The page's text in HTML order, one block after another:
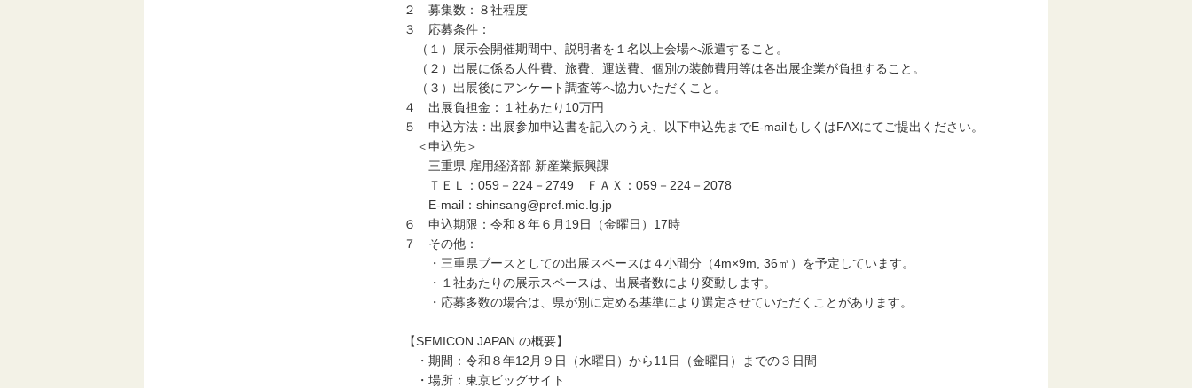
２ 募集数：８社程度
３ 応募条件：
（１）展示会開催期間中、説明者を１名以上会場へ派遣すること。
（２）出展に係る人件費、旅費、運送費、個別の装飾費用等は各出展企業が負担すること。
（３）出展後にアンケート調査等へ協力いただくこと。
４ 出展負担金：１社あたり10万円
５ 申込方法：出展参加申込書を記入のうえ、以下申込先までE-mailもしくはFAXにてご提出ください。
＜申込先＞
三重県 雇用経済部 新産業振興課
ＴＥＬ：059－224－2749 ＦＡＸ：059－224－2078
E-mail：shinsang@pref.mie.lg.jp
６ 申込期限：令和８年６月19日（金曜日）17時
７ その他：
・三重県ブースとしての出展スペースは４小間分（4m×9m, 36㎡）を予定しています。
・１社あたりの展示スペースは、出展者数により変動します。
・応募多数の場合は、県が別に定める基準により選定させていただくことがあります。
【SEMICON JAPAN の概要】
・期間：令和８年12月９日（水曜日）から11日（金曜日）までの３日間
・場所：東京ビッグサイト